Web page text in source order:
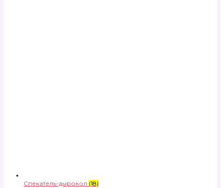
Спекатель-дырокол (18)